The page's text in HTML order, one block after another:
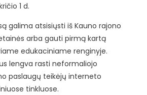
1 d.
galima atsisiųsti iš Kauno rajono
arba gauti pirmą kartą
edukaciniame renginyje.
lengva rasti neformaliojo
paslaugų teikėjų interneto
tinkluose.